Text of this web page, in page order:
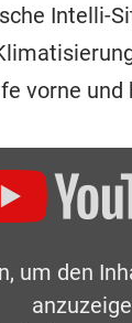
Intelli-
vorne und
um den